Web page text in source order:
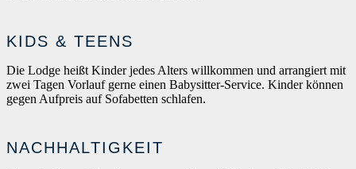
KIDS & TEENS
Die Lodge heißt Kinder jedes Alters willkommen und arrangiert mit
zwei Tagen Vorlauf gerne einen Babysitter-Service. Kinder können
gegen Aufpreis auf Sofabetten schlafen.
NACHHALTIGKEIT